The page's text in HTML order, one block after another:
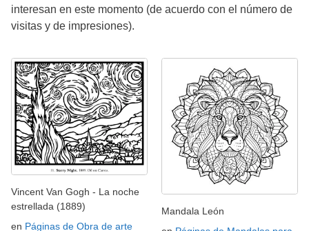
interesan en este momento (de acuerdo con el número de
visitas y de impresiones).
Vincent Van Gogh - La noche
estrellada (1889)
en Páginas de Obra de arte
Mandala León